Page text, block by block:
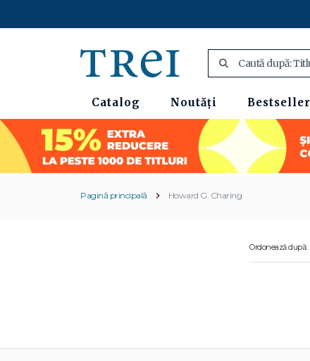
Catalog Noutăți Bestseller
Pagină principală Howard G. Charing
Ordonează după: